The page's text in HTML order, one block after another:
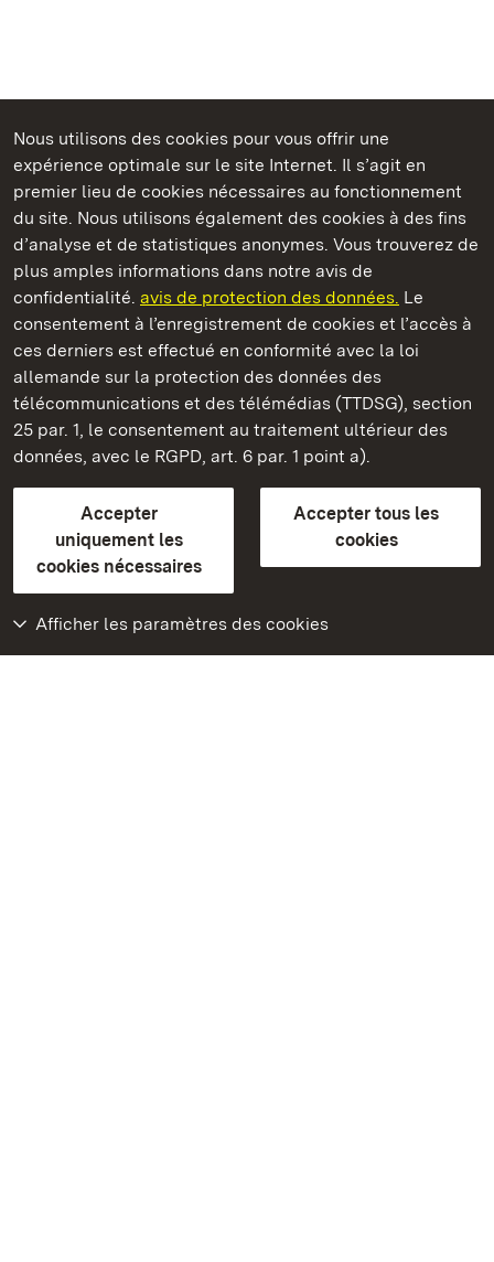
Nous utilisons des cookies pour vous offrir une
expérience optimale sur le site Internet. Il s’agit en
premier lieu de cookies nécessaires au fonctionnement
du site. Nous utilisons également des cookies à des fins
d’analyse et de statistiques anonymes. Vous trouverez de
plus amples informations dans notre avis de
confidentialité. avis de protection des données. Le
consentement à l’enregistrement de cookies et l’accès à
ces derniers est effectué en conformité avec la loi
allemande sur la protection des données des
télécommunications et des télémédias (TTDSG), section
25 par. 1, le consentement au traitement ultérieur des
données, avec le RGPD, art. 6 par. 1 point a).
Accepter
uniquement les
cookies nécessaires
Accepter tous les
cookies
Afficher les paramètres des cookies
Châteaux et jardins publics du Bade-Wurtemberg
Château résidentiel de Ludwigsburg
Châteaux et jardins publics du Bade-Wurtemberg
Contact et informationsFAQ et réponsesMentions légales
Protection des données
Explications sur l’accessibilité
BITV-konform (geprüfte Seiten)
plus loin
Accueil
Monuments
Rendez-nous visite